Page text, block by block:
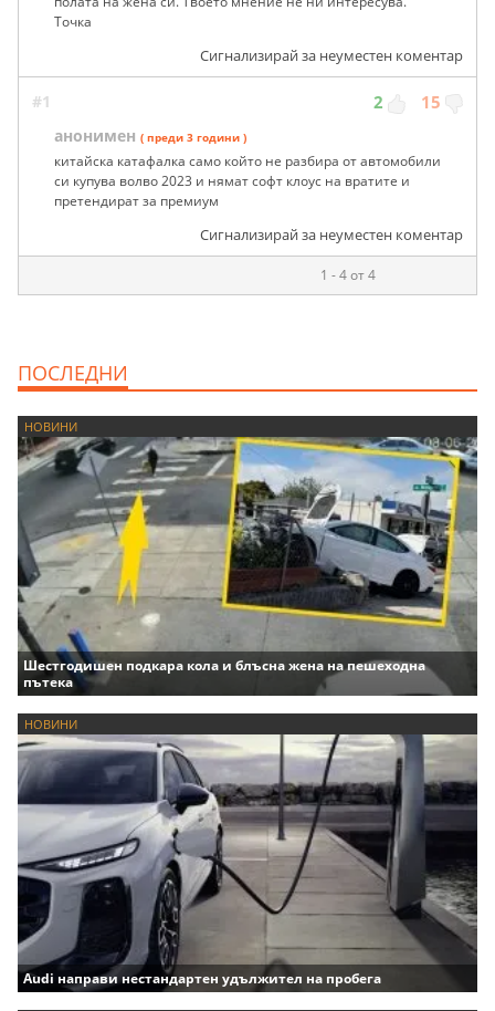
Точка
Сигнализирай за неуместен коментар
#1 2 15
анонимен ( преди 3 години )
китайска катафалка само който не разбира от автомобили
си купува волво 2023 и нямат софт клоус на вратите и
претендират за премиум
Сигнализирай за неуместен коментар
1 - 4 от 4
ПОСЛЕДНИ
НОВИНИ
Шестгодишен подкара кола и блъсна жена на пешеходна
пътека
НОВИНИ
Audi направи нестандартен удължител на пробега